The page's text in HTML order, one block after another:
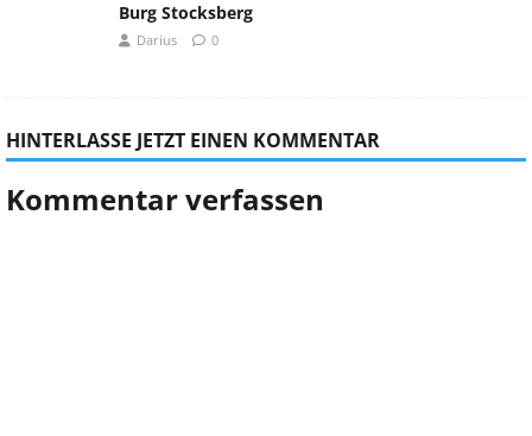
Burg Stocksberg
Darius 0
HINTERLASSE JETZT EINEN KOMMENTAR
Kommentar verfassen